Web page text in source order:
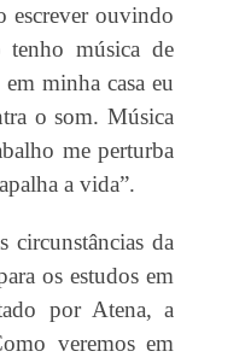
escrever ouvindo
tenho música de
minha casa eu
o som. Música
me perturba
a vida”.
circunstâncias da
os estudos em
por Atena, a
veremos em